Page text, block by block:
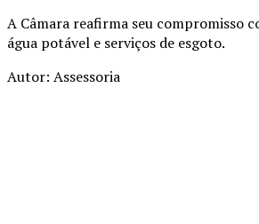
A Câmara reafirma seu compromisso
água potável e serviços de esgoto.
Autor: Assessoria